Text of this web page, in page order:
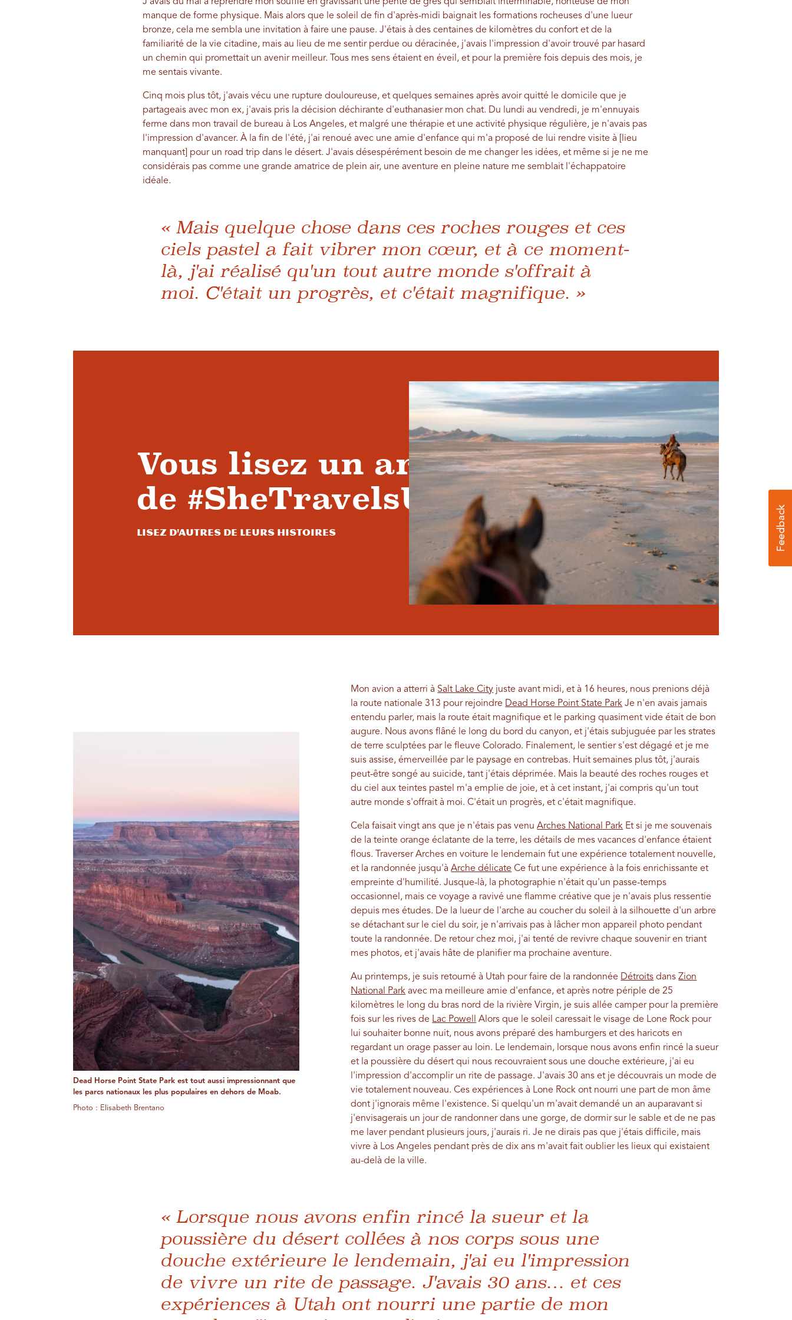
manque de forme physique. Mais alors que le soleil de fin d'après-midi baignait les formations rocheuses d'une lueur
bronze, cela me sembla une invitation à faire une pause. J'étais à des centaines de kilomètres du confort et de la
familiarité de la vie citadine, mais au lieu de me sentir perdue ou déracinée, j'avais l'impression d'avoir trouvé par hasard
un chemin qui promettait un avenir meilleur. Tous mes sens étaient en éveil, et pour la première fois depuis des mois, je
me sentais vivante.
Cinq mois plus tôt, j'avais vécu une rupture douloureuse, et quelques semaines après avoir quitté le domicile que je
partageais avec mon ex, j'avais pris la décision déchirante d'euthanasier mon chat. Du lundi au vendredi, je m'ennuyais
ferme dans mon travail de bureau à Los Angeles, et malgré une thérapie et une activité physique régulière, je n'avais pas
l'impression d'avancer. À la fin de l'été, j'ai renoué avec une amie d'enfance qui m'a proposé de lui rendre visite à [lieu
manquant] pour un road trip dans le désert. J'avais désespérément besoin de me changer les idées, et même si je ne me
considérais pas comme une grande amatrice de plein air, une aventure en pleine nature me semblait l'échappatoire
idéale.
« Mais quelque chose dans ces roches rouges et ces
ciels pastel a fait vibrer mon cœur, et à ce moment-
là, j'ai réalisé qu'un tout autre monde s'offrait à
moi. C'était un progrès, et c'était magnifique. »
Vous lisez un article
de #SheTravelsUtah
Lisez d'autres de leurs histoires
Dead Horse Point State Park est tout aussi impressionnant que
les parcs nationaux les plus populaires en dehors de Moab.
Photo : Elisabeth Brentano
Mon avion a atterri à Salt Lake City juste avant midi, et à 16 heures, nous prenions déjà
la route nationale 313 pour rejoindre Dead Horse Point State Park Je n'en avais jamais
entendu parler, mais la route était magnifique et le parking quasiment vide était de bon
augure. Nous avons flâné le long du bord du canyon, et j'étais subjuguée par les strates
de terre sculptées par le fleuve Colorado. Finalement, le sentier s'est dégagé et je me
suis assise, émerveillée par le paysage en contrebas. Huit semaines plus tôt, j'aurais
peut-être songé au suicide, tant j'étais déprimée. Mais la beauté des roches rouges et
du ciel aux teintes pastel m'a emplie de joie, et à cet instant, j'ai compris qu'un tout
autre monde s'offrait à moi. C'était un progrès, et c'était magnifique.
Cela faisait vingt ans que je n'étais pas venuArches National Park Et si je me souvenais
de la teinte orange éclatante de la terre, les détails de mes vacances d'enfance étaient
flous. Traverser Arches en voiture le lendemain fut une expérience totalement nouvelle,
et la randonnée jusqu'àArche délicate Ce fut une expérience à la fois enrichissante et
empreinte d'humilité. Jusque-là, la photographie n'était qu'un passe-temps
occasionnel, mais ce voyage a ravivé une flamme créative que je n'avais plus ressentie
depuis mes études. De la lueur de l'arche au coucher du soleil à la silhouette d'un arbre
se détachant sur le ciel du soir, je n'arrivais pas à lâcher mon appareil photo pendant
toute la randonnée. De retour chez moi, j'ai tenté de revivre chaque souvenir en triant
mes photos, et j'avais hâte de planifier ma prochaine aventure.
Au printemps, je suis retourné à Utah pour faire de la randonnée Détroits dansZion
National Park avec ma meilleure amie d'enfance, et après notre périple de 25
kilomètres le long du bras nord de la rivière Virgin, je suis allée camper pour la première
fois sur les rives de Lac Powell
Alors que le soleil caressait le visage de Lone Rock pour
lui souhaiter bonne nuit, nous avons préparé des hamburgers et des haricots en
regardant un orage passer au loin. Le lendemain, lorsque nous avons enfin rincé la sueur
et la poussière du désert qui nous recouvraient sous une douche extérieure, j'ai eu
l'impression d'accomplir un rite de passage. J'avais 30 ans et je découvrais un mode de
vie totalement nouveau. Ces expériences à Lone Rock ont ​​nourri une part de mon âme
dont j'ignorais même l'existence. Si quelqu'un m'avait demandé un an auparavant si
j'envisagerais un jour de randonner dans une gorge, de dormir sur le sable et de ne pas
me laver pendant plusieurs jours, j'aurais ri. Je ne dirais pas que j'étais difficile, mais
vivre à Los Angeles pendant près de dix ans m'avait fait oublier les lieux qui existaient
au-delà de la ville.
« Lorsque nous avons enfin rincé la sueur et la
poussière du désert collées à nos corps sous une
douche extérieure le lendemain, j'ai eu l'impression
de vivre un rite de passage. J'avais 30 ans… et ces
expériences à Utah ont nourri une partie de mon